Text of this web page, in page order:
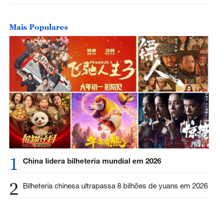
Mais Populares
1 China lidera bilheteria mundial em 2026
2 Bilheteria chinesa ultrapassa 8 bilhões de yuans em 2026